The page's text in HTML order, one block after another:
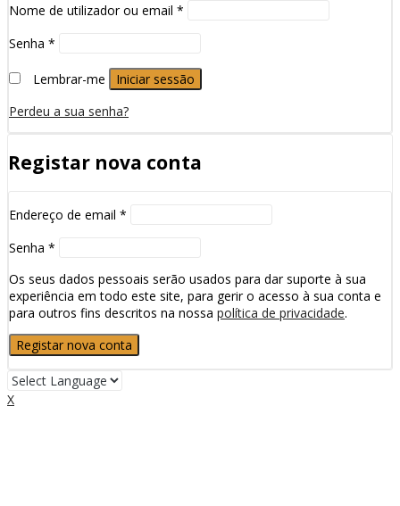
Nome de utilizador ou email *
Senha *
Lembrar-me
Iniciar sessão
Perdeu a sua senha?
Registar nova conta
Endereço de email *
Senha *
Os seus dados pessoais serão usados para dar suporte à sua
experiência em todo este site, para gerir o acesso à sua conta e
para outros fins descritos na nossa política de privacidade.
Registar nova conta
X